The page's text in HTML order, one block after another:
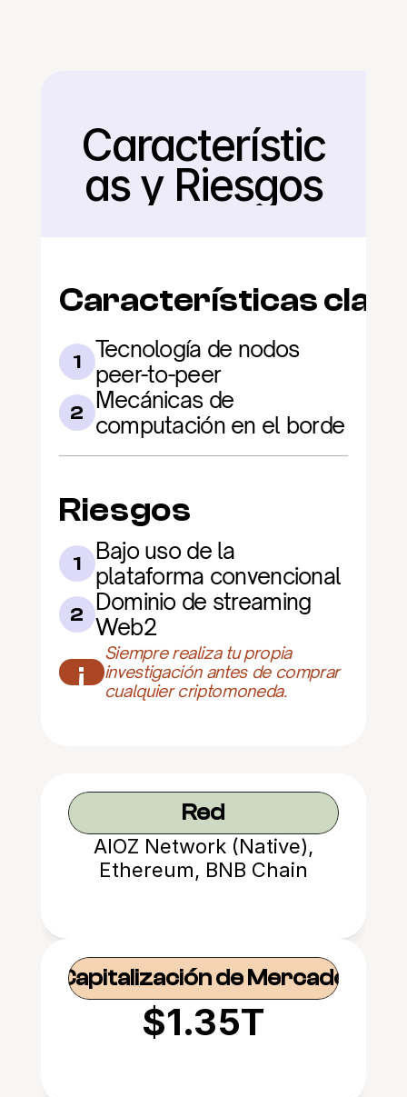
Regresar
Característic
as y Riesgos
Características
1
Tecnología de nodos
peer-to-peer
2 Mecánicas de
computación en el borde
Riesgos
1
Bajo uso de la
plataforma convencional
2 Dominio de streaming
Web2
¡
Siempre realiza tu propia
investigación antes de comprar
cualquier criptomoneda.
Red
AIOZ Network (Native),
Ethereum, BNB Chain
Capitalización de Mercado
$1.35T